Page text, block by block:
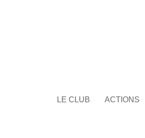
LE CLUB ACTIONS